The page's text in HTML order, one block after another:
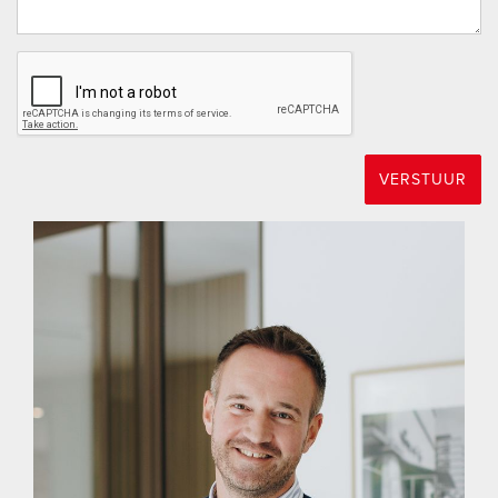
inzake eventuele bouwplannen en/of voorgenomen
verbeteringen.
- Verkoper is voornemens de woning te verkopen “as is,
where is”, dat wil zeggen in de staat waarin deze zich bij
levering bevindt. Dit betekent dat verkoper geen garanties
geeft over de onderhoudstoestand van de woning en geen
aansprakelijkheid aanvaardt voor zichtbare of onzichtbare
daartegen verzet. Verkoper blijft uiteraard gehouden aan zijn
wettelijke mededelingsplicht. Van koper wordt verwacht dat
hij zich zelf een goed beeld vormt van de staat van het
gekochte, bijvoorbeeld door zorgvuldig te bezichtigen en –
indien gewenst – een bouwkundige keuring te laten
- Ondertekening van de koopovereenkomst vindt digitaal
VERSTUUR